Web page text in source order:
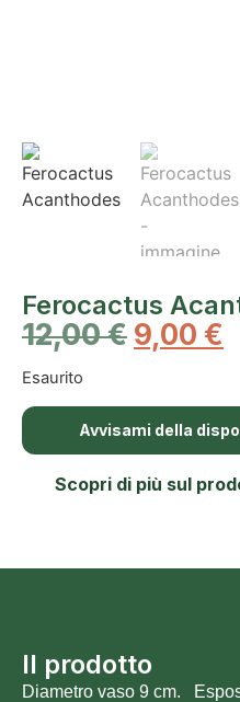
Ferocactus
12,00€ 9,00 €
Esaurito
Avvisami della
Scopri di più sul
Il prodotto
Diametro vaso 9 cm.